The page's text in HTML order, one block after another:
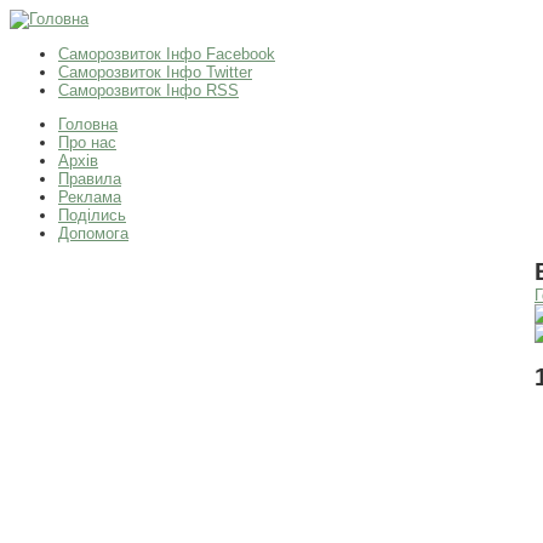
Саморозвиток Інфо Facebook
Саморозвиток Інфо Twitter
Саморозвиток Інфо RSS
Головна
Про нас
Архів
Правила
Реклама
Поділись
Допомога